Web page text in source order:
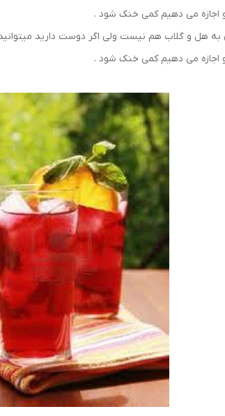
اجازه می دهیم کمی خنک شود .
هل و گلاب هم نیست ولی اگر دوست دارید میتوانید
اجازه می دهیم کمی خنک شود .